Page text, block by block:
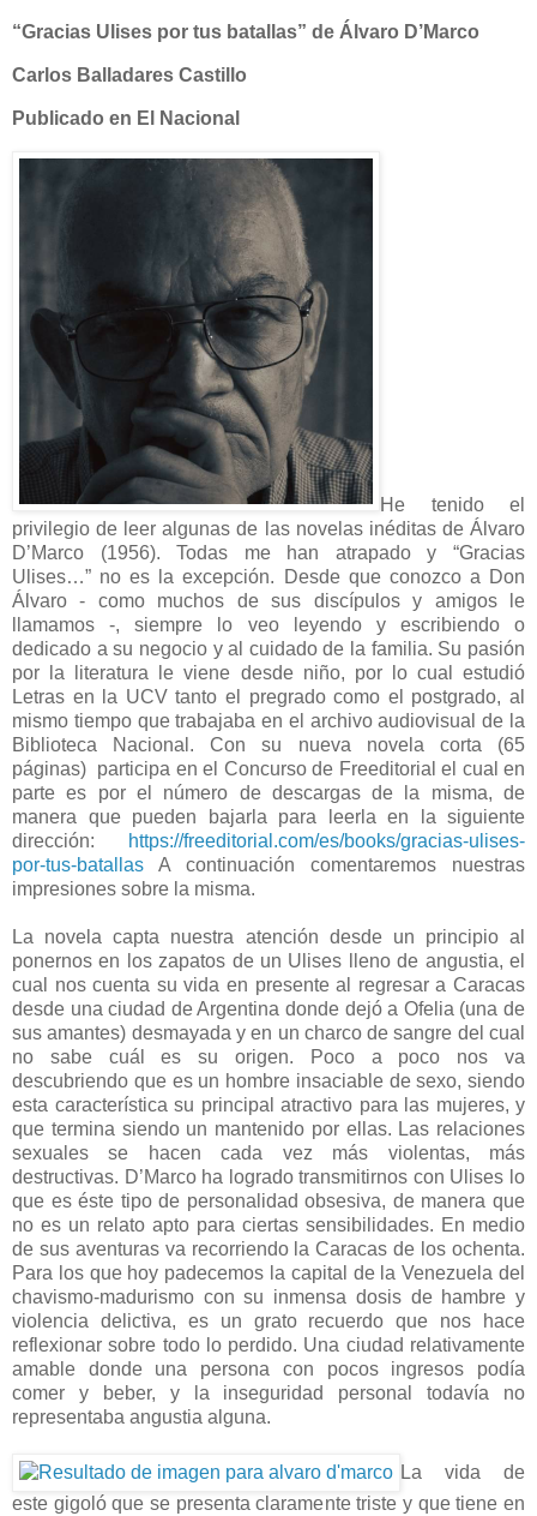
“Gracias Ulises por tus batallas” de Álvaro D’Marco
Carlos Balladares Castillo
Publicado en El Nacional
He tenido el
privilegio de leer algunas de las novelas inéditas de Álvaro
D’Marco (1956). Todas me han atrapado y “Gracias
Ulises…” no es la excepción. Desde que conozco a Don
Álvaro - como muchos de sus discípulos y amigos le
llamamos -, siempre lo veo leyendo y escribiendo o
dedicado a su negocio y al cuidado de la familia. Su pasión
por la literatura le viene desde niño, por lo cual estudió
Letras en la UCV tanto el pregrado como el postgrado, al
mismo tiempo que trabajaba en el archivo audiovisual de la
Biblioteca Nacional. Con su nueva novela corta (65
páginas) participa en el Concurso de Freeditorial el cual en
parte es por el número de descargas de la misma, de
manera que pueden bajarla para leerla en la siguiente
dirección:
https://freeditorial.com/es/books/gracias-ulises-
por-tus-batallas A continuación comentaremos nuestras
impresiones sobre la misma.
La novela capta nuestra atención desde un principio al
ponernos en los zapatos de un Ulises lleno de angustia, el
cual nos cuenta su vida en presente al regresar a Caracas
desde una ciudad de Argentina donde dejó a Ofelia (una de
sus amantes) desmayada y en un charco de sangre del cual
no sabe cuál es su origen. Poco a poco nos va
descubriendo que es un hombre insaciable de sexo, siendo
esta característica su principal atractivo para las mujeres, y
que termina siendo un mantenido por ellas. Las relaciones
sexuales se hacen cada vez más violentas, más
destructivas. D’Marco ha logrado transmitirnos con Ulises lo
que es éste tipo de personalidad obsesiva, de manera que
no es un relato apto para ciertas sensibilidades. En medio
de sus aventuras va recorriendo la Caracas de los ochenta.
Para los que hoy padecemos la capital de la Venezuela del
chavismo-madurismo con su inmensa dosis de hambre y
violencia delictiva, es un grato recuerdo que nos hace
reflexionar sobre todo lo perdido. Una ciudad relativamente
amable donde una persona con pocos ingresos podía
comer y beber, y la inseguridad personal todavía no
representaba angustia alguna.
La vida de
este gigoló que se presenta claramente triste y que tiene en